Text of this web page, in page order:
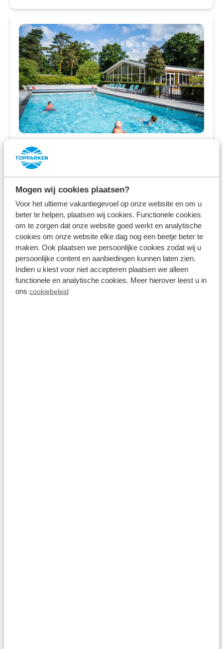
Mogen wij cookies plaatsen?
Voor het ultieme vakantiegevoel op onze website en om u
beter te helpen, plaatsen wij cookies. Functionele cookies
om te zorgen dat onze website goed werkt en analytische
cookies om onze website elke dag nog een beetje beter te
maken. Ook plaatsen we persoonlijke cookies zodat wij u
persoonlijke content en aanbiedingen kunnen laten zien.
Indien u kiest voor niet accepteren plaatsen we alleen
functionele en analytische cookies. Meer hierover leest u in
ons cookiebeleid
Resort Bosvallei
Ede,Gelderland
Familiepark in de Veluwse bossen
Vakantiehuizen, kampeerplaatsen en
safaritenten
Diverse indoor en outdoor faciliteiten
vr 7 mei - ma 10 mei
3 nachten
2 gasten
Vanaf:
371